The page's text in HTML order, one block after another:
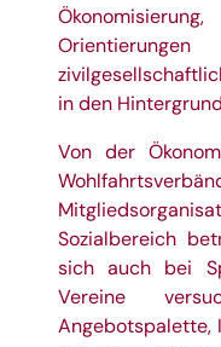
in den
Von der
Sozialbereich
sich auch bei
Vereine
Angebotspalette,